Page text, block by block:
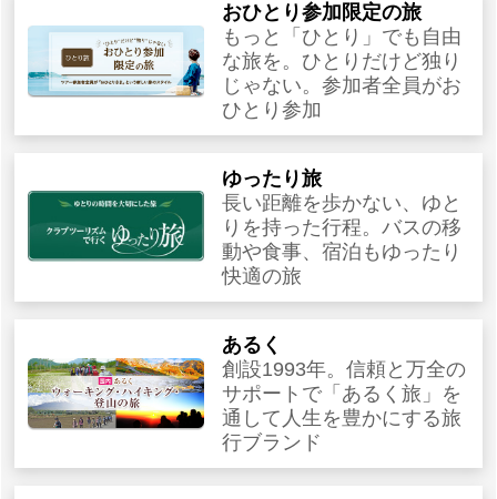
おひとり参加限定の旅
もっと「ひとり」でも自由
な旅を。ひとりだけど独り
じゃない。参加者全員がお
ひとり参加
ゆったり旅
長い距離を歩かない、ゆと
りを持った行程。バスの移
動や食事、宿泊もゆったり
快適の旅
あるく
創設1993年。信頼と万全の
サポートで「あるく旅」を
通して人生を豊かにする旅
行ブランド